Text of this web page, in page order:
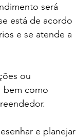
será
está de acordo
e se atende a
ou
bem como
e planejar